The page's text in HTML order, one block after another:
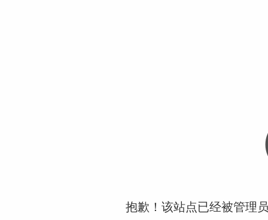
抱歉！该站点已经被管理